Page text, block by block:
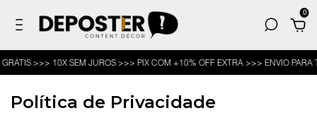
0
>>> 10X SEM JUROS >>> PIX COM +10% OFF EXTRA >>> ENVIO PARA TODO
Política de Privacidade